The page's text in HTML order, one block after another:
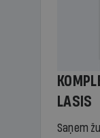
LASIS
Saņem